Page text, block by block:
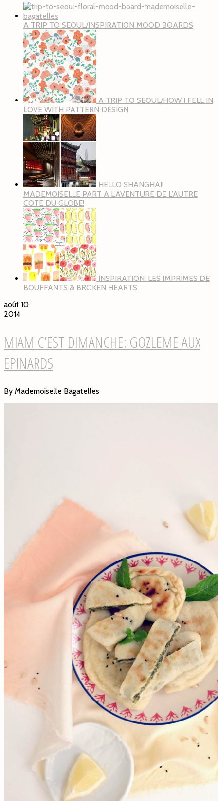
A TRIP TO SEOUL/INSPIRATION MOOD BOARDS
A TRIP TO SEOUL/HOW I FELL IN
LOVE WITH PATTERN DESIGN
HELLO SHANGHAI!
MADEMOISELLE PART A L’AVENTURE DE L’AUTRE
COTE DU GLOBE!
INSPIRATION: LES IMPRIMES DE
BOUFFANTS & BROKEN HEARTS
août 10
2014
MIAM C’EST DIMANCHE: GOZLEME AUX
EPINARDS
By Mademoiselle Bagatelles